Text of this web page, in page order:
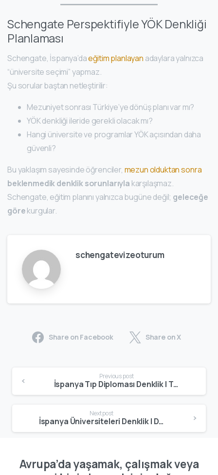
Schengate Perspektifiyle YÖK Denkliği
Planlaması
Schengate, İspanya’daeğitim planlayan adaylara yalnızca
“üniversite seçimi” yapmaz.
Şu sorular baştan netleştirilir:
Mezuniyet sonrası Türkiye’ye dönüş planı var mı?
YÖK denkliği ileride gerekli olacak mı?
Hangi üniversite ve programlar YÖK açısından daha
güvenli?
Bu yaklaşım sayesinde öğrenciler, mezun olduktan sonra
beklenmedik denklik sorunlarıyla karşılaşmaz.
Schengate, eğitim planını yalnızca bugüne değil; geleceğe
görekurgular.
schengatevizeoturum
Share on Facebook Share on X
Previous post
İspanya Tıp Diploması Denklik | Tıp Mezunları İçin Denklik Rehberi
Next post
İspanya Üniversiteleri Denklik | Diploma Tanınma ve Denklik Süreci
Avrupa’da yaşamak, çalışmak veya